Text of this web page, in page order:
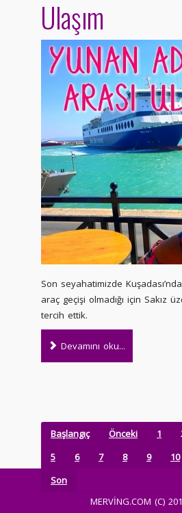
Ulaşım
Son seyahatimizde
araç geçişi olmadığı için Sakız
tercih ettik.
Devamını oku...
Başlangıç
Önceki 1
5
6 7 8 9 10
Son
MERVİNG.COM (C)